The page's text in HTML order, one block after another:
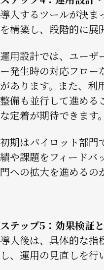
導入するツールが決ま
を構築し、段階的に展
運用設計では、ユーザ
ー発生時の対応フロー
があります。また、利
整備も並行して進める
な定着が期待できます。
初期はパイロット部門
績や課題をフィードバ
門への拡大を進めるの
ステップ5：効果検証
導入後は、具体的な指
し、運用の見直しを行